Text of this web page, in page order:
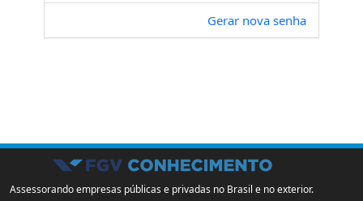
Gerar nova senha
Assessorando empresas públicas e privadas no Brasil e no exterior.